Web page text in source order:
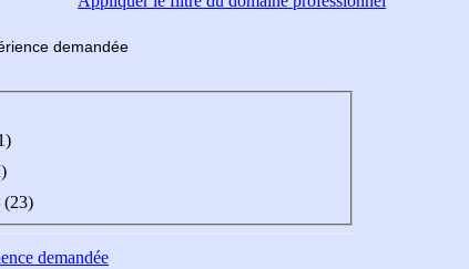
demandée
(23)
demandée